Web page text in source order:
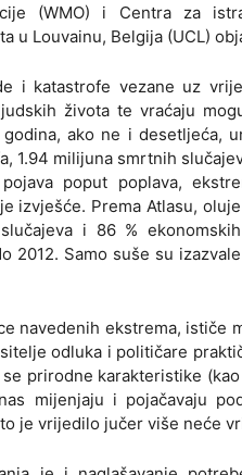
(WMO) i Centra za
u Louvainu, Belgija (UCL)
i katastrofe vezane uz
života te vraćaju
ako ne i desetljeća,
1.94 milijuna smrtnih
poput poplava,
izvješće. Prema Atlasu,
i 86 %
2012. Samo suše su
navedenih ekstrema, ističe
odluka i političare
prirodne karakteristike
mijenjaju i pojačavaju
je vrijedilo jučer više neće